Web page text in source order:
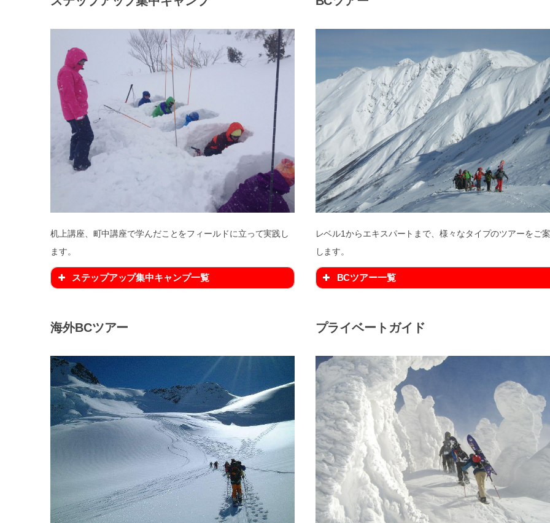
机上講座、町中講座で学んだことをフィールドに立って実践し
ます。
ステップアップ集中キャンプ一覧
レベル1からエキスパートまで、様々なタイプのツアーをご
します。
BCツアー一覧
海外BCツアー プライベートガイド